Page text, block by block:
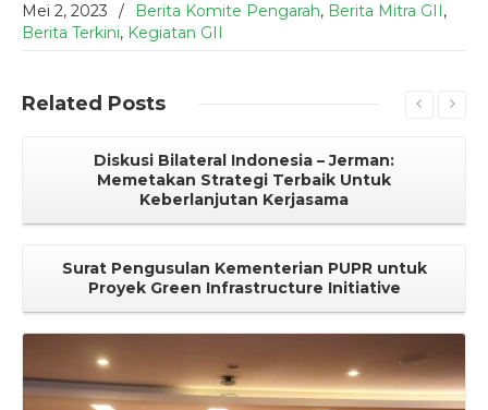
Mei 2, 2023 / Berita Komite Pengarah, Berita Mitra GII ,
Berita Terkini, Kegiatan GII
Related Posts
Diskusi Bilateral Indonesia – Jerman:
Memetakan Strategi Terbaik Untuk
Keberlanjutan Kerjasama
Surat Pengusulan Kementerian PUPR untuk
Proyek Green Infrastructure Initiative
Selengkapnya